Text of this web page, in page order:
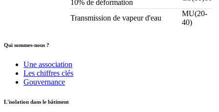
10% de déformation
Transmission de vapeur d'eau
MU(20-
40)
Qui sommes-nous ?
Une association
Les chiffres clés
Gouvernance
L'isolation dans le bâtiment